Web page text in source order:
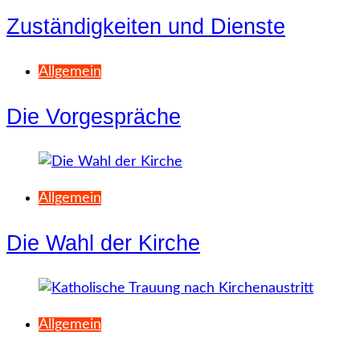
Zuständigkeiten und Dienste
Allgemein
Die Vorgespräche
Allgemein
Die Wahl der Kirche
Allgemein